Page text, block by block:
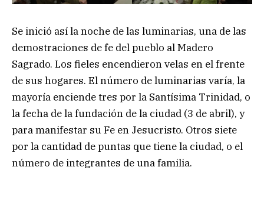
Se inició así la noche de las luminarias, una de las
demostraciones de fe del pueblo al Madero
Sagrado. Los fieles encendieron velas en el frente
de sus hogares. El número de luminarias varía, la
mayoría enciende tres por la Santísima Trinidad, o
la fecha de la fundación de la ciudad (3 de abril), y
para manifestar su Fe en Jesucristo. Otros siete
por la cantidad de puntas que tiene la ciudad, o el
número de integrantes de una familia.